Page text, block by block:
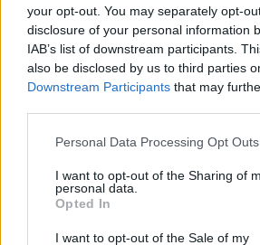
your opt-out. You may separately opt-
disclosure of your personal information
IAB’s list of downstream participants.
also be disclosed by us to third parties
Downstream Participants that may
Please note that this website/app uses
not limited to your visit or usage
grant or deny consent to Google and its
use your data for below specified
consent section.
Personal Data Processing Opt Outs
I want to opt-out of the Sharing of
personal data.
Opted In
I want to opt-out of the Sale of my